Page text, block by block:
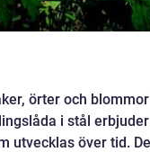
örter och
i stål
utvecklas över tid.